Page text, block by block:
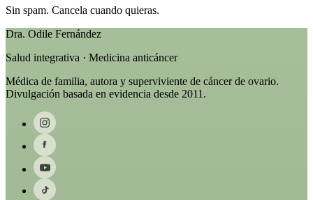
Sin spam. Cancela cuando quieras.
Dra. Odile Fernández
Salud integrativa · Medicina anticáncer
Médica de familia, autora y superviviente de cáncer de ovario.
Divulgación basada en evidencia desde 2011.